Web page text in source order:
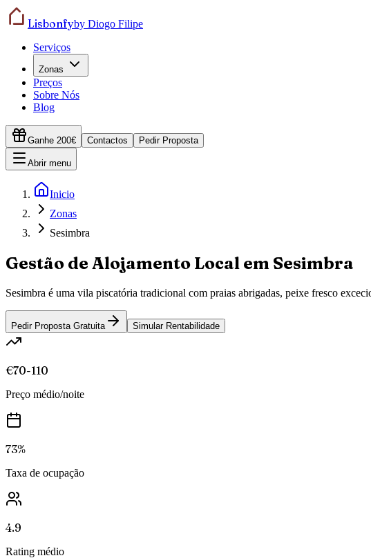
Lisbonfyby Diogo Filipe
Serviços
Zonas
Preços
Sobre Nós
Blog
Ganhe 200€ Contactos Pedir Proposta
Abrir menu
Inicio
Zonas
Sesimbra
Gestão de Alojamento Local em Sesimbra
Sesimbra é uma vila piscatória tradicional com praias abrigadas, peixe fresco
Pedir Proposta Gratuita Simular Rentabilidade
€70-110
Preço médio/noite
73%
Taxa de ocupação
4.9
Rating médio